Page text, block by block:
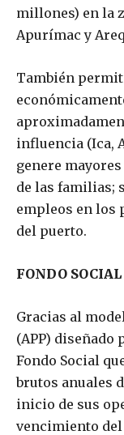
millones) en la
Apurímac y
También
influencia (Ica,
genere
de las familias;
empleos en los
del puerto.
FONDO SOCIAL
Gracias al
(APP)
Fondo Social
brutos anuales
inicio de sus
vencimiento